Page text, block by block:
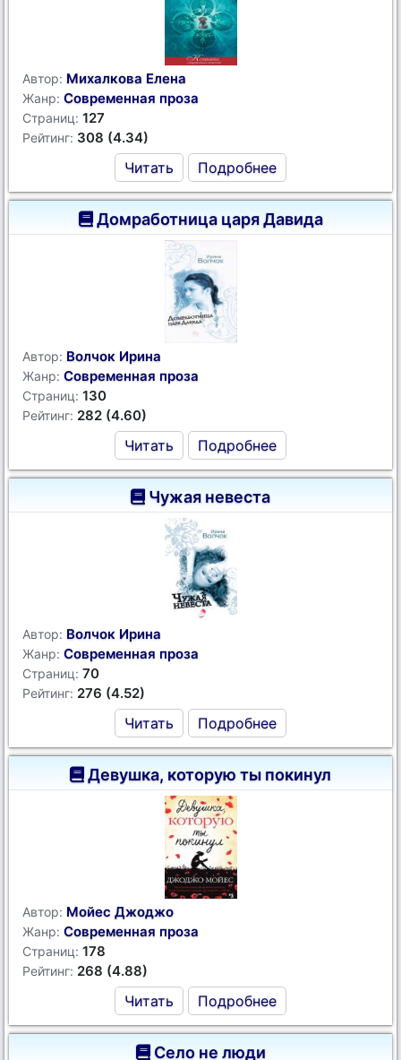
Автор: Михалкова Елена
Жанр: Современная проза
Страниц: 127
Рейтинг: 308 (4.34)
Читать Подробнее
Домработница царя Давида
Автор: Волчок Ирина
Жанр: Современная проза
Страниц: 130
Рейтинг: 282 (4.60)
Читать Подробнее
Чужая невеста
Автор: Волчок Ирина
Жанр: Современная проза
Страниц: 70
Рейтинг: 276 (4.52)
Читать Подробнее
Девушка, которую ты покинул
Автор: Мойес Джоджо
Жанр: Современная проза
Страниц: 178
Рейтинг: 268 (4.88)
Читать Подробнее
Село не люди